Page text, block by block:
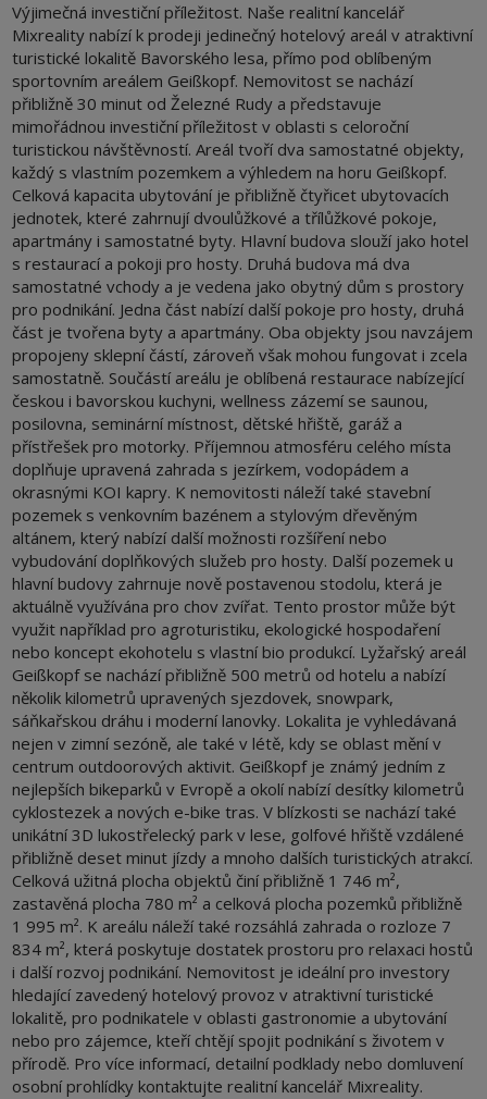
Výjimečná investiční příležitost. Naše realitní kancelář
Mixreality nabízí k prodeji jedinečný hotelový areál v atraktivní
turistické lokalitě Bavorského lesa, přímo pod oblíbeným
sportovním areálem Geißkopf. Nemovitost se nachází
přibližně 30 minut od Železné Rudy a představuje
mimořádnou investiční příležitost v oblasti s celoroční
turistickou návštěvností. Areál tvoří dva samostatné objekty,
každý s vlastním pozemkem a výhledem na horu Geißkopf.
Celková kapacita ubytování je přibližně čtyřicet ubytovacích
jednotek, které zahrnují dvoulůžkové a třílůžkové pokoje,
apartmány i samostatné byty. Hlavní budova slouží jako hotel
s restaurací a pokoji pro hosty. Druhá budova má dva
samostatné vchody a je vedena jako obytný dům s prostory
pro podnikání. Jedna část nabízí další pokoje pro hosty, druhá
část je tvořena byty a apartmány. Oba objekty jsou navzájem
propojeny sklepní částí, zároveň však mohou fungovat i zcela
samostatně. Součástí areálu je oblíbená restaurace nabízející
českou i bavorskou kuchyni, wellness zázemí se saunou,
posilovna, seminární místnost, dětské hřiště, garáž a
přístřešek pro motorky. Příjemnou atmosféru celého místa
doplňuje upravená zahrada s jezírkem, vodopádem a
okrasnými KOI kapry. K nemovitosti náleží také stavební
pozemek s venkovním bazénem a stylovým dřevěným
altánem, který nabízí další možnosti rozšíření nebo
vybudování doplňkových služeb pro hosty. Další pozemek u
hlavní budovy zahrnuje nově postavenou stodolu, která je
aktuálně využívána pro chov zvířat. Tento prostor může být
využit například pro agroturistiku, ekologické hospodaření
nebo koncept ekohotelu s vlastní bio produkcí. Lyžařský areál
Geißkopf se nachází přibližně 500 metrů od hotelu a nabízí
několik kilometrů upravených sjezdovek, snowpark,
sáňkařskou dráhu i moderní lanovky. Lokalita je vyhledávaná
nejen v zimní sezóně, ale také v létě, kdy se oblast mění v
centrum outdoorových aktivit. Geißkopf je známý jedním z
nejlepších bikeparků v Evropě a okolí nabízí desítky kilometrů
cyklostezek a nových e-bike tras. V blízkosti se nachází také
unikátní 3D lukostřelecký park v lese, golfové hřiště vzdálené
přibližně deset minut jízdy a mnoho dalších turistických atrakcí.
Celková užitná plocha objektů činí přibližně 1 746 m²,
zastavěná plocha 780 m² a celková plocha pozemků přibližně
1 995 m². K areálu náleží také rozsáhlá zahrada o rozloze 7
834 m², která poskytuje dostatek prostoru pro relaxaci hostů
i další rozvoj podnikání. Nemovitost je ideální pro investory
hledající zavedený hotelový provoz v atraktivní turistické
lokalitě, pro podnikatele v oblasti gastronomie a ubytování
nebo pro zájemce, kteří chtějí spojit podnikání s životem v
přírodě. Pro více informací, detailní podklady nebo domluvení
osobní prohlídky kontaktujte realitní kancelář Mixreality.